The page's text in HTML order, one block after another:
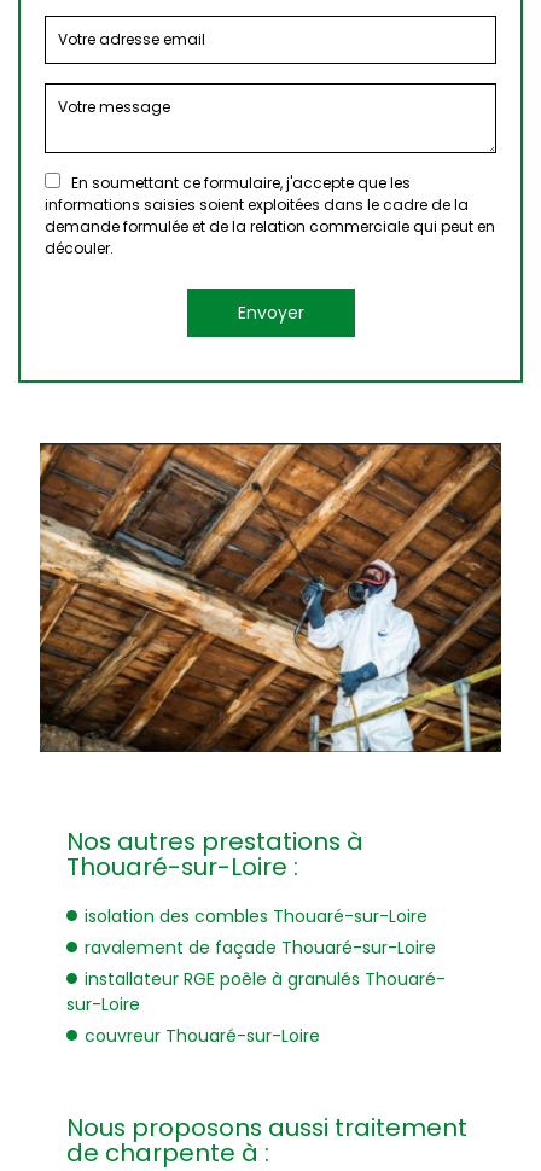
En soumettant ce formulaire, j'accepte que les
informations saisies soient exploitées dans le cadre de la
demande formulée et de la relation commerciale qui peut en
découler.
Nos autres prestations à
Thouaré-sur-Loire :
isolation des combles Thouaré-sur-Loire
ravalement de façade Thouaré-sur-Loire
installateur RGE poêle à granulés Thouaré-
sur-Loire
couvreur Thouaré-sur-Loire
Nous proposons aussi traitement
de charpente à :